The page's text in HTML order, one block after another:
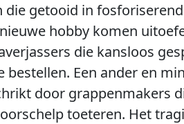
getooid in
hobby komen
die kansloos
Een ander en
door grappenmakers
toeteren. Het